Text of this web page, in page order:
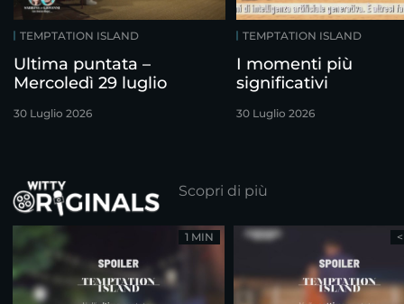
TEMPTATION ISLAND
Ultima puntata –
Mercoledì 29 luglio
30 Luglio 2026
TEMPTATION ISLAND
I momenti più
significativi
30 Luglio 2026
Scopri di più
1 MIN